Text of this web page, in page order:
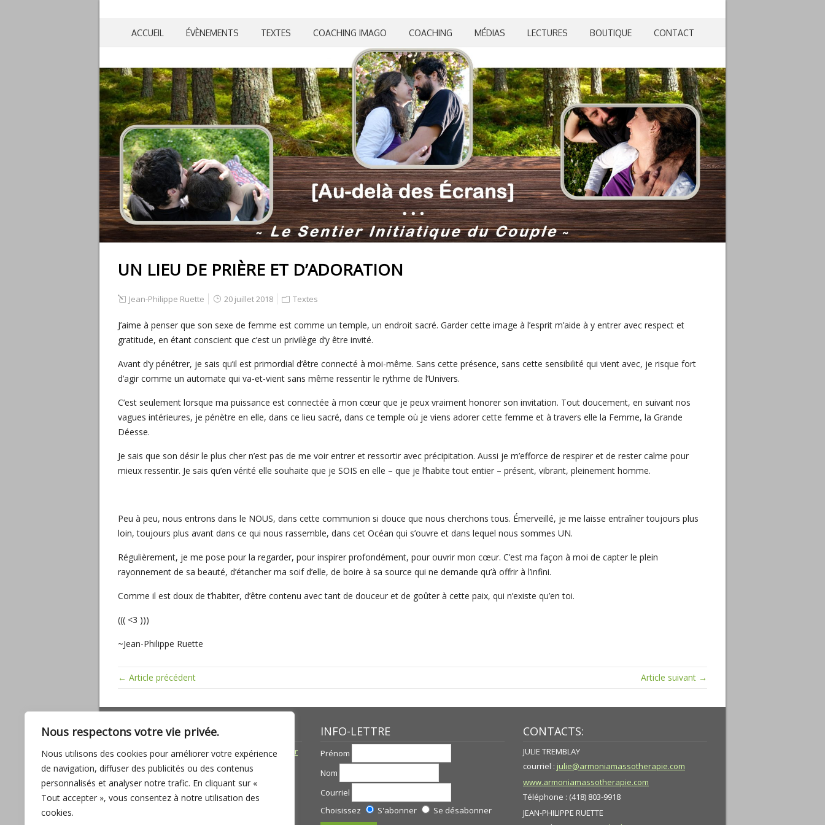
Nous respectons votre vie privée.
Nous utilisons des cookies pour améliorer votre expérience
de navigation, diffuser des publicités ou des contenus
personnalisés et analyser notre trafic. En cliquant sur «
Tout accepter », vous consentez à notre utilisation des
cookies.
ACCUEIL ÉVÈNEMENTS TEXTES COACHING IMAGO COACHING MÉDIAS LECTURES BOUTIQUE CONTACT
UN LIEU DE PRIÈRE ET D’ADORATION
Jean-Philippe Ruette 20 juillet 2018 Textes
J’aime à penser que son sexe de femme est comme un temple, un endroit sacré. Garder cette image à l’esprit m’aide à y entrer avec respect et
gratitude, en étant conscient que c’est un privilège d’y être invité.
Avant d’y pénétrer, je sais qu’il est primordial d’être connecté à moi-même. Sans cette présence, sans cette sensibilité qui vient avec, je risque fort
d’agir comme un automate qui va-et-vient sans même ressentir le rythme de l’Univers.
C’est seulement lorsque ma puissance est connectée à mon cœur que je peux vraiment honorer son invitation. Tout doucement, en suivant nos
vagues intérieures, je pénètre en elle, dans ce lieu sacré, dans ce temple où je viens adorer cette femme et à travers elle la Femme, la Grande
Déesse.
Je sais que son désir le plus cher n’est pas de me voir entrer et ressortir avec précipitation. Aussi je m’efforce de respirer et de rester calme pour
mieux ressentir. Je sais qu’en vérité elle souhaite que je SOIS en elle – que je l’habite tout entier – présent, vibrant, pleinement homme.
Peu à peu, nous entrons dans le NOUS, dans cette communion si douce que nous cherchons tous. Émerveillé, je me laisse entraîner toujours plus
loin, toujours plus avant dans ce qui nous rassemble, dans cet Océan qui s’ouvre et dans lequel nous sommes UN.
Régulièrement, je me pose pour la regarder, pour inspirer profondément, pour ouvrir mon cœur. C’est ma façon à moi de capter le plein
rayonnement de sa beauté, d’étancher ma soif d’elle, de boire à sa source qui ne demande qu’à offrir à l’infini.
Comme il est doux de t’habiter, d’être contenu avec tant de douceur et de goûter à cette paix, qui n’existe qu’en toi.
((( <3 )))
~Jean-Philippe Ruette
← Article précédent Article suivant →
ARTICLES RÉCENTS
Miracles, mathématiques sacrées, baigné par
son amour
L’UNION, promesse d’ABONDANCE pour
l’humanité
INFO-LETTRE
Prénom
Nom
Courriel
Choisissez
S'abonner Se désabonner
CONTACTS:
JULIE TREMBLAY
courriel : julie@armoniamassotherapie.com
www.armoniamassotherapie.com
Téléphone : (418) 803-9918
JEAN-PHILIPPE RUETTE